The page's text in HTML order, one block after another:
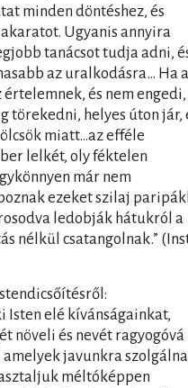
minden döntéshez, és
Ugyanis annyira
tanácsot tudja adni,
az uralkodásra… Ha a
és nem engedi,
törekedni, helyes úton jár,
miatt…az efféle
lelkét, oly féktelen
már nem
ezeket szilaj
ledobják hátukról a
nélkül csatangolnak.”
Isten elé kívánságainkat,
növeli és nevét ragyogóvá
javunkra
méltóképpen